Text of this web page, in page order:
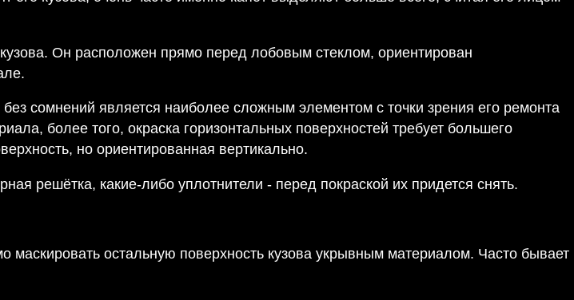
Он расположен прямо перед лобовым стеклом, ориентирован
сомнений является наиболее сложным элементом с точки зрения его ремонта
более того, окраска горизонтальных поверхностей требует большего
но ориентированная вертикально.
решётка, какие-либо уплотнители - перед покраской их придется снять.
маскировать остальную поверхность кузова укрывным материалом. Часто бывает